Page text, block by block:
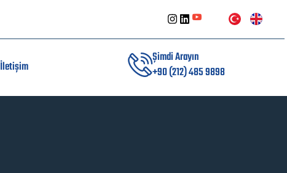
İletişim
Şimdi Arayın
+90 (212) 485 9898